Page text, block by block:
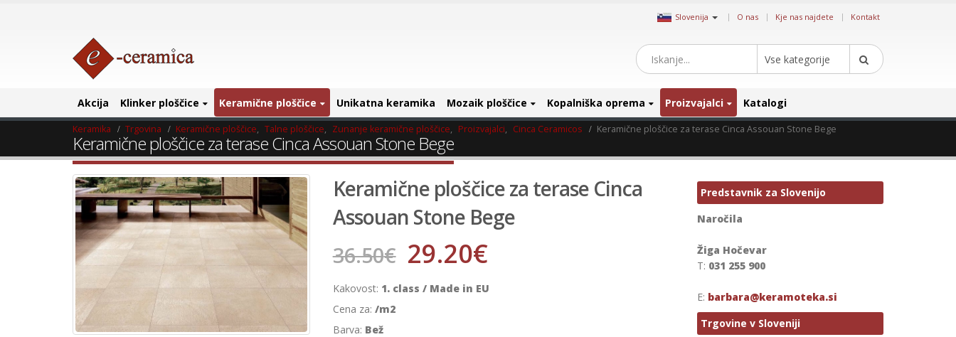
Slovenija | O nas Kje nas najdete Kontakt
Vse kategorije
Akcija Klinker ploščice Keramične ploščice Unikatna keramika Mozaik ploščice Kopalniška oprema Proizvajalci Katalogi
Keramika Trgovina Keramične ploščice, Talne ploščice, Zunanje keramične ploščice, Proizvajalci, Cinca Ceramicos Keramične ploščice za terase Cinca Assouan Stone Bege
Keramične ploščice za terase Cinca Assouan Stone Bege
Keramične ploščice za terase Cinca
Assouan Stone Bege
36.50€ 29.20€
Kakovost: 1. class / Made in EU
Cena za: /m2
Barva: Bež
Predstavnik za Slovenijo
Naročila
Žiga Hočevar
T: 031 255 900
E: barbara@keramoteka.si
Trgovine v Sloveniji